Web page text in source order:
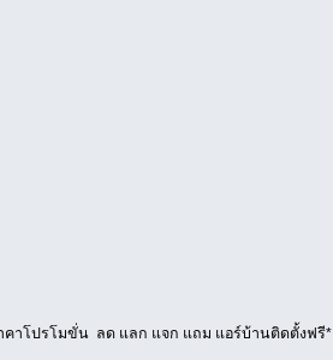
คาโปรโมขั่น ลด แลก แจก แถม แอร์บ้านติดตั้งฟรี*